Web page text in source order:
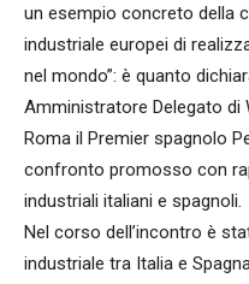
un esempio concreto della
industriale europei di
nel mondo”: è quanto
Amministratore Delegato di
Roma il Premier spagnolo
confronto promosso con
industriali italiani e spagnoli.
Nel corso dell’incontro è
industriale tra Italia e